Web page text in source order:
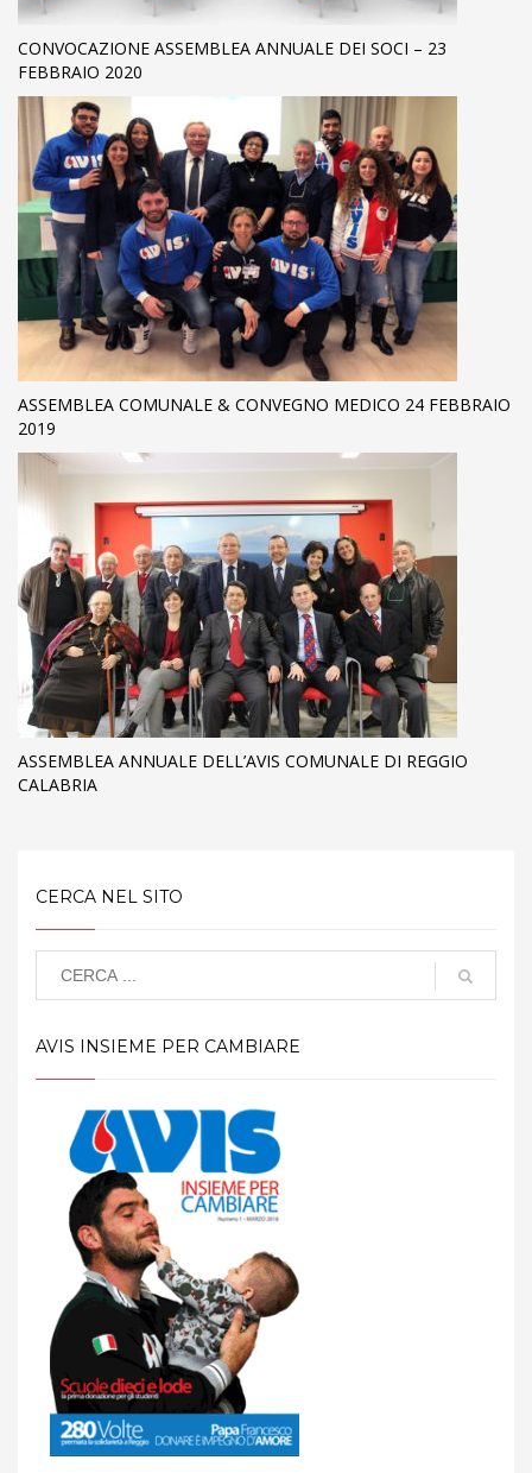
CONVOCAZIONE ASSEMBLEA ANNUALE DEI SOCI – 23
FEBBRAIO 2020
ASSEMBLEA COMUNALE & CONVEGNO MEDICO 24 FEBBRAIO
2019
ASSEMBLEA ANNUALE DELL’AVIS COMUNALE DI REGGIO
CALABRIA
CERCA NEL SITO
AVIS INSIEME PER CAMBIARE